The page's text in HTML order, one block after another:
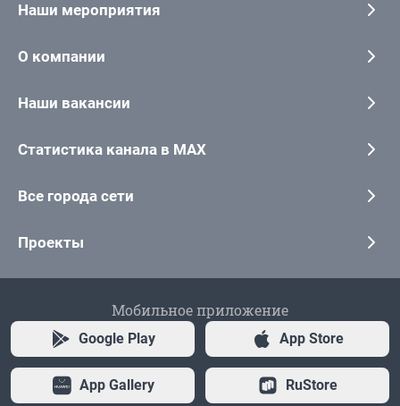
Наши мероприятия
О компании
Наши вакансии
Статистика канала в MAX
Все города сети
Проекты
Мобильное приложение
Google Play App Store
App Gallery RuStore